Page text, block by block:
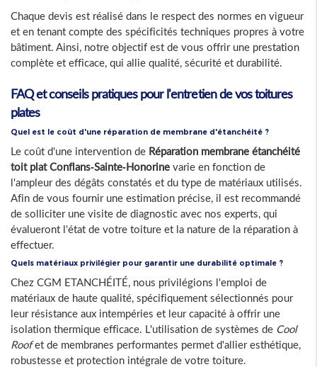
Chaque devis est réalisé dans le respect des normes en vigueur
et en tenant compte des spécificités techniques propres à votre
bâtiment. Ainsi, notre objectif est de vous offrir une prestation
complète et efficace, qui allie qualité, sécurité et durabilité.
FAQ et conseils pratiques pour l'entretien de vos toitures
plates
Quel est le coût d'une réparation de membrane d'étanchéité ?
Le coût d'une intervention de Réparation membrane étanchéité
toit plat Conflans-Sainte-Honorine varie en fonction de
l'ampleur des dégâts constatés et du type de matériaux utilisés.
Afin de vous fournir une estimation précise, il est recommandé
de solliciter une visite de diagnostic avec nos experts, qui
évalueront l'état de votre toiture et la nature de la réparation à
effectuer.
Quels matériaux privilégier pour garantir une durabilité optimale ?
Chez CGM ETANCHÉITÉ, nous privilégions l'emploi de
matériaux de haute qualité, spécifiquement sélectionnés pour
leur résistance aux intempéries et leur capacité à offrir une
isolation thermique efficace. L'utilisation de systèmes de Cool
Roofet de membranes performantes permet d'allier esthétique,
robustesse et protection intégrale de votre toiture.